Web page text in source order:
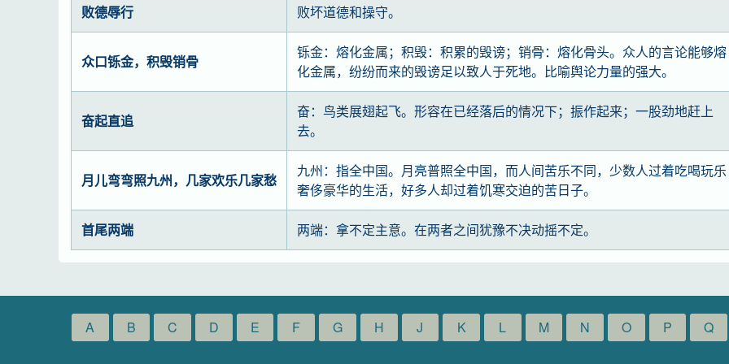
败德辱行 败坏道德和操守。
众口铄金，积毁销骨
铄金：熔化金属；积毁：积累的毁谤；销骨：熔化骨头。众人的言论能够熔
化金属，纷纷而来的毁谤足以致人于死地。比喻舆论力量的强大。
奋起直追
奋：鸟类展翅起飞。形容在已经落后的情况下；振作起来；一股劲地赶上
去。
月儿弯弯照九州，几家欢乐几家愁
九州：指全中国。月亮普照全中国，而人间苦乐不同，少数人过着吃喝玩乐
奢侈豪华的生活，好多人却过着饥寒交迫的苦日子。
首尾两端 两端：拿不定主意。在两者之间犹豫不决动摇不定。
A B C D E F G H J K L M N O P Q